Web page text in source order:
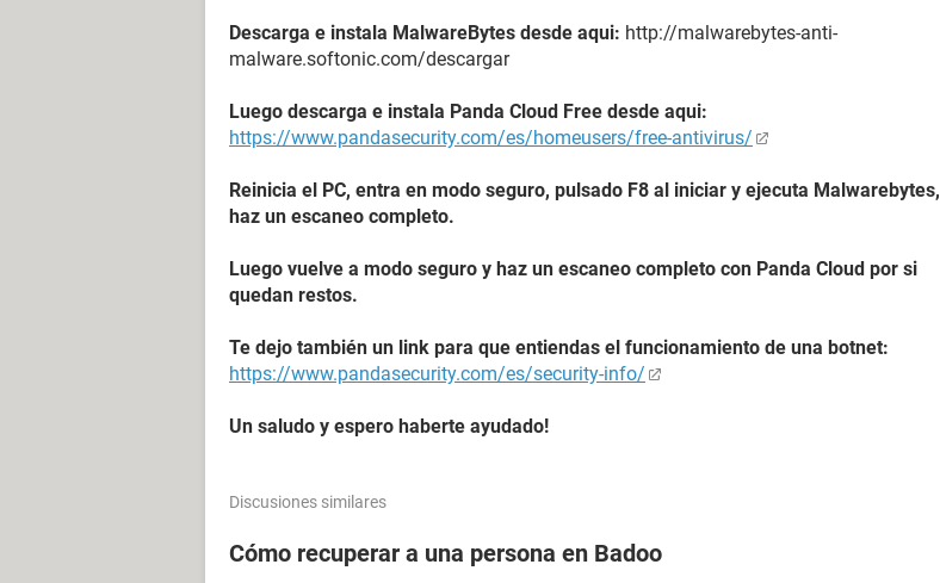
Descarga e instala MalwareBytes desde aqui: http://malwarebytes-anti-
malware.softonic.com/descargar
Luego descarga e instala Panda Cloud Free desde aqui:
https://www.pandasecurity.com/es/homeusers/free-antivirus/
Reinicia el PC, entra en modo seguro, pulsado F8 al iniciar y ejecuta Malwarebytes,
haz un escaneo completo.
Luego vuelve a modo seguro y haz un escaneo completo con Panda Cloud por si
quedan restos.
Te dejo también un link para que entiendas el funcionamiento de una botnet:
https://www.pandasecurity.com/es/security-info/
Un saludo y espero haberte ayudado!
Discusiones similares
Cómo recuperar a una persona en Badoo